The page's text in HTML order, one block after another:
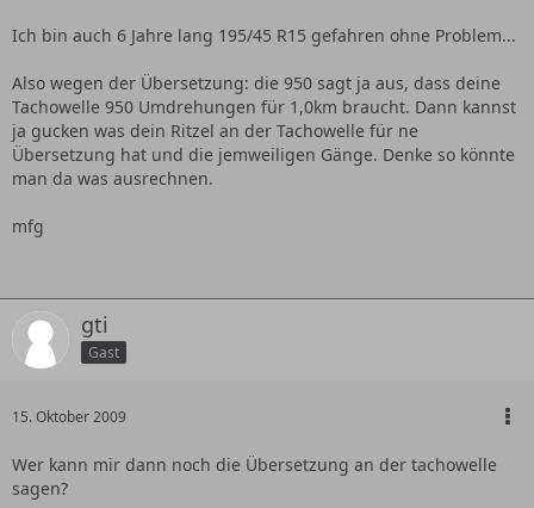
Ich bin auch 6 Jahre lang 195/45 R15 gefahren ohne Problem...
Also wegen der Übersetzung: die 950 sagt ja aus, dass deine
Tachowelle 950 Umdrehungen für 1,0km braucht. Dann kannst
ja gucken was dein Ritzel an der Tachowelle für ne
Übersetzung hat und die jemweiligen Gänge. Denke so könnte
man da was ausrechnen.
mfg
gti
Gast
15. Oktober 2009
Wer kann mir dann noch die Übersetzung an der tachowelle
sagen?